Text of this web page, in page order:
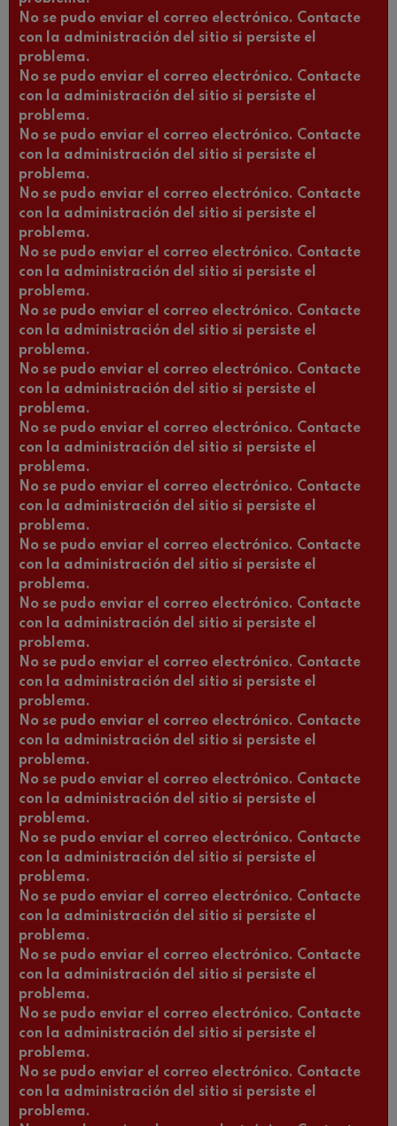
No se pudo enviar el correo electrónico. Contacte
con la administración del sitio si persiste el
problema.
No se pudo enviar el correo electrónico. Contacte
con la administración del sitio si persiste el
problema.
No se pudo enviar el correo electrónico. Contacte
con la administración del sitio si persiste el
problema.
No se pudo enviar el correo electrónico. Contacte
con la administración del sitio si persiste el
problema.
No se pudo enviar el correo electrónico. Contacte
con la administración del sitio si persiste el
problema.
No se pudo enviar el correo electrónico. Contacte
con la administración del sitio si persiste el
problema.
No se pudo enviar el correo electrónico. Contacte
con la administración del sitio si persiste el
problema.
No se pudo enviar el correo electrónico. Contacte
con la administración del sitio si persiste el
problema.
No se pudo enviar el correo electrónico. Contacte
con la administración del sitio si persiste el
problema.
No se pudo enviar el correo electrónico. Contacte
con la administración del sitio si persiste el
problema.
No se pudo enviar el correo electrónico. Contacte
con la administración del sitio si persiste el
problema.
No se pudo enviar el correo electrónico. Contacte
con la administración del sitio si persiste el
problema.
No se pudo enviar el correo electrónico. Contacte
con la administración del sitio si persiste el
problema.
No se pudo enviar el correo electrónico. Contacte
con la administración del sitio si persiste el
problema.
No se pudo enviar el correo electrónico. Contacte
con la administración del sitio si persiste el
problema.
No se pudo enviar el correo electrónico. Contacte
con la administración del sitio si persiste el
problema.
No se pudo enviar el correo electrónico. Contacte
con la administración del sitio si persiste el
problema.
No se pudo enviar el correo electrónico. Contacte
con la administración del sitio si persiste el
problema.
No se pudo enviar el correo electrónico. Contacte
con la administración del sitio si persiste el
problema.